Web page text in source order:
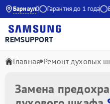
Барнаул
до 21:00 Гарантия до 1 года
REMSUPPORT
Главная Ремонт духовых
Замена